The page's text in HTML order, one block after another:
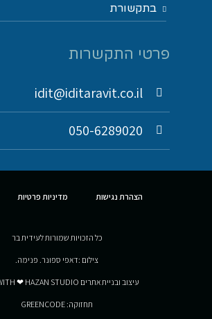
בתקשורת
פרטי התקשרות
idit@iditaravit.co.il
050-6289020
הצהרת נגישות מדיניות פרטיות
כל הזכויות שמורות לעידית בר
צילום :דאפי ספונר. פנימה.
עיצוב ובניית אתרים MADE WITH ❤ HAZAN STUDIO
תחזוקה: GREENCODE